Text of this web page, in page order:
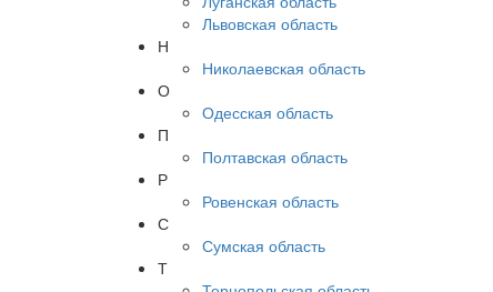
Львовская область
Н
Николаевская область
О
Одесская область
П
Полтавская область
Р
Ровенская область
С
Сумская область
Т